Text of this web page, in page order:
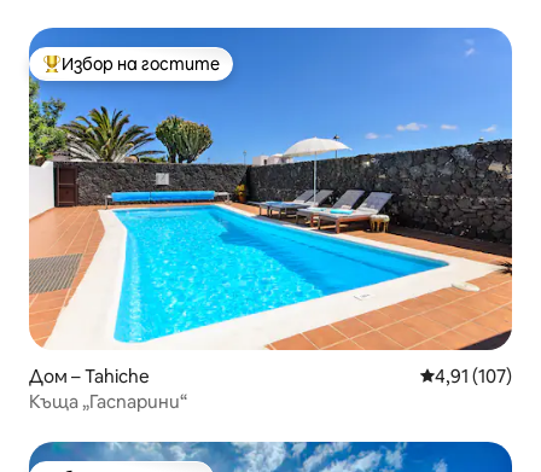
Най-популярен избор на гостите
Избор на гостите
Дом – Tahiche Средна
4,91 (107)
Къща „Гаспарини“